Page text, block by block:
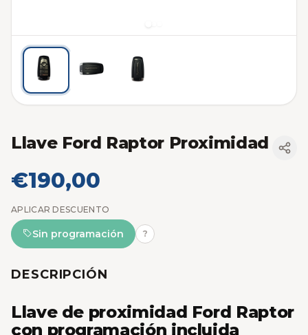
Llave Ford Raptor Proximidad
€190,00
APLICAR DESCUENTO
Sin programación ?
DESCRIPCIÓN
Llave de proximidad Ford Raptor
con programación incluida